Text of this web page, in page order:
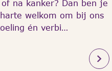
na kanker? Dan ben je
welkom om bij ons
én verbi…